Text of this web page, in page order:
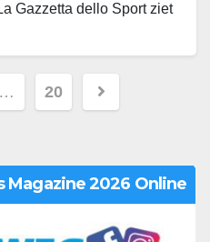
Gazzetta dello Sport ziet
… 20
Magazine 2026 Online